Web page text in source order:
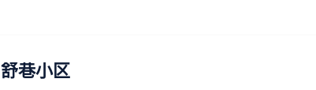
舒巷小区